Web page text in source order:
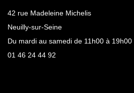
42 rue Madeleine Michelis
Neuilly-sur-Seine
Du mardi au samedi de 11h00 à 19h00
01 46 24 44 92